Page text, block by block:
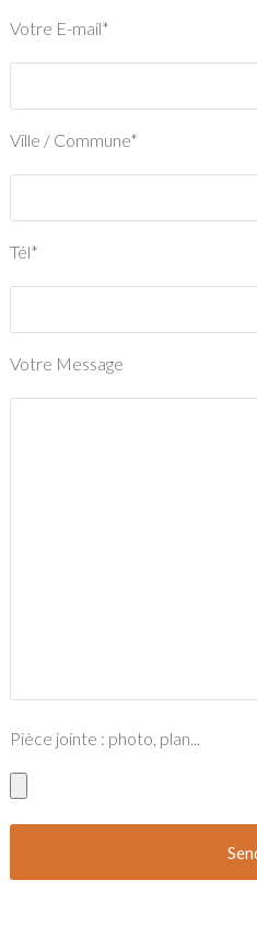
Votre E-mail*
Ville / Commune*
Tél*
Votre Message
Pièce jointe : photo, plan...